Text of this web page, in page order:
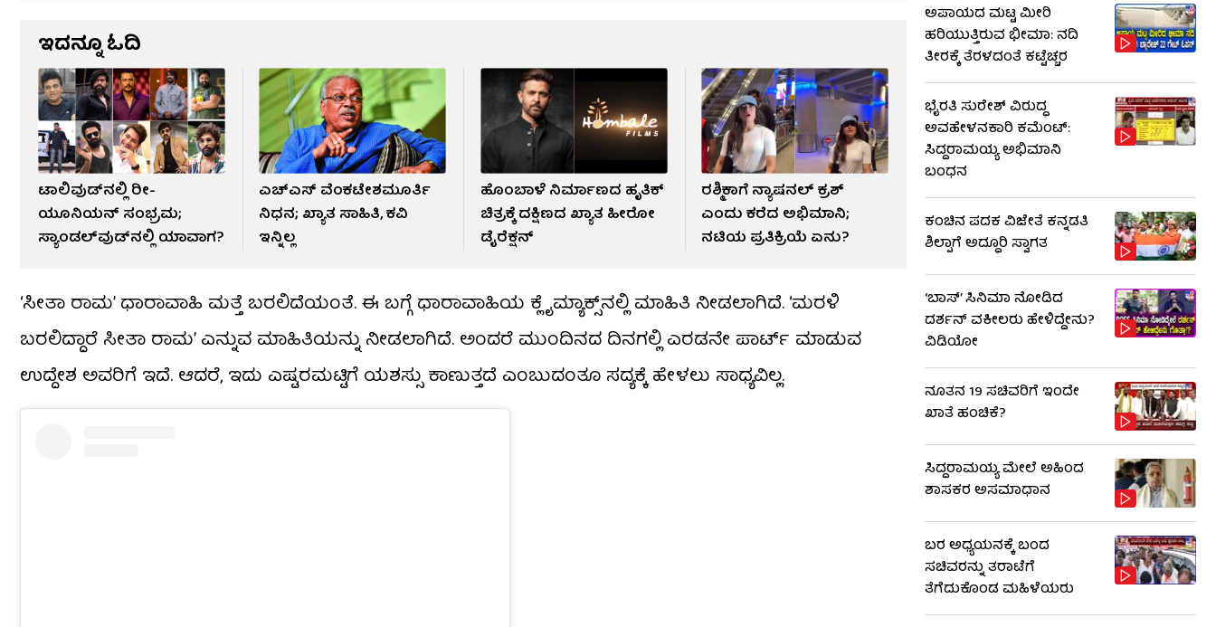
ಇದನ್ನೂ ಓದಿ
ಟಾಲಿವುಡ್​ನಲ್ಲಿ ರೀ-
ಯೂನಿಯನ್ ಸಂಭ್ರಮ;
ಸ್ಯಾಂಡಲ್​ವುಡ್​ನಲ್ಲಿ ಯಾವಾಗ?
ಎಚ್​ಎಸ್​ ವೆಂಕಟೇಶ​ಮೂರ್ತಿ
ನಿಧನ; ಖ್ಯಾತ ಸಾಹಿತಿ, ಕವಿ
ಇನ್ನಿಲ್ಲ
ಹೊಂಬಾಳೆ ನಿರ್ಮಾಣದ ಹೃತಿಕ್
ಚಿತ್ರಕ್ಕೆ ದಕ್ಷಿಣದ ಖ್ಯಾತ ಹೀರೋ
ಡೈರೆಕ್ಷನ್
ರಶ್ಮಿಕಾಗೆ ನ್ಯಾಷನಲ್ ಕ್ರಶ್
ಎಂದು ಕರೆದ ಅಭಿಮಾನಿ;
ನಟಿಯ ಪ್ರತಿಕ್ರಿಯೆ ಏನು?
‘ಸೀತಾ ರಾಮ’ ಧಾರಾವಾಹಿ ಮತ್ತೆ ಬರಲಿದೆಯಂತೆ. ಈ ಬಗ್ಗೆ ಧಾರಾವಾಹಿಯ ಕ್ಲೈಮ್ಯಾಕ್ಸ್​ನಲ್ಲಿ ಮಾಹಿತಿ ನೀಡಲಾಗಿದೆ. ‘ಮರಳಿ
ಬರಲಿದ್ದಾರೆ ಸೀತಾ ರಾಮ’ ಎನ್ನುವ ಮಾಹಿತಿಯನ್ನು ನೀಡಲಾಗಿದೆ. ಅಂದರೆ ಮುಂದಿನದ ದಿನಗಲ್ಲಿ ಎರಡನೇ ಪಾರ್ಟ್ ಮಾಡುವ
ಉದ್ದೇಶ ಅವರಿಗೆ ಇದೆ. ಆದರೆ, ಇದು ಎಷ್ಟರಮಟ್ಟಿಗೆ ಯಶಸ್ಸು ಕಾಣುತ್ತದೆ ಎಂಬುದಂತೂ ಸದ್ಯಕ್ಕೆ ಹೇಳಲು ಸಾಧ್ಯವಿಲ್ಲ.
ಅಪಾಯದ ಮಟ್ಟ ಮೀರಿ
ಹರಿಯುತ್ತಿರುವ ಭೀಮಾ: ನದಿ
ತೀರಕ್ಕೆ ತೆರಳದಂತೆ ಕಟ್ಟೆಚ್ಚರ
ಭೈರತಿ ಸುರೇಶ್ ವಿರುದ್ಧ
ಅವಹೇಳನಕಾರಿ ಕಮೆಂಟ್:
ಸಿದ್ದರಾಮಯ್ಯ ಅಭಿಮಾನಿ
ಬಂಧನ
ಕಂಚಿನ ಪದಕ ವಿಜೇತೆ ಕನ್ನಡತಿ
ಶಿಲ್ಪಾಗೆ ಅದ್ಧೂರಿ ಸ್ವಾಗತ
‘ಬಾಸ್’ ಸಿನಿಮಾ ನೋಡಿದ
ದರ್ಶನ್ ವಕೀಲರು ಹೇಳಿದ್ದೇನು?
ವಿಡಿಯೋ
ನೂತನ 19 ಸಚಿವರಿಗೆ ಇಂದೇ
ಖಾತೆ ಹಂಚಿಕೆ?
ಸಿದ್ದರಾಮಯ್ಯ ಮೇಲೆ ಅಹಿಂದ
ಶಾಸಕರ ಅಸಮಾಧಾನ
ಬರ ಅಧ್ಯಯನಕ್ಕೆ ಬಂದ
ಸಚಿವರನ್ನು ತರಾಟೆಗೆ
ತೆಗೆದುಕೊಂಡ ಮಹಿಳೆಯರು